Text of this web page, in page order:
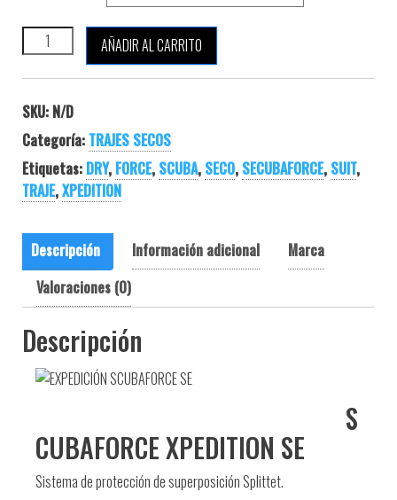
SCUBAFORCE XPEDITION SE cantidad
AÑADIR AL CARRITO
SKU: N/D
Categoría: TRAJES SECOS
Etiquetas: DRY, FORCE, SCUBA, SECO, SECUBAFORCE, SUIT,
TRAJE,XPEDITION
Descripción Información adicional
Marca
Valoraciones (0)
Descripción
S
CUBAFORCE XPEDITION SE
Sistema de protección de superposición Splittet.